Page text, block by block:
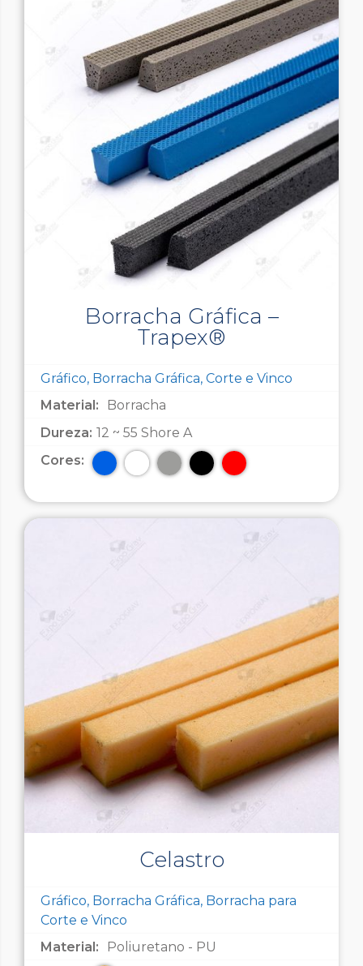
Borracha Gráfica –
Trapex®
Gráfico, Borracha Gráfica, Corte e Vinco
Material:
Borracha
Dureza: 12 ~ 55 Shore A
Cores:
Celastro
Gráfico, Borracha Gráfica, Borracha para
Corte e Vinco
Material:
Poliuretano - PU